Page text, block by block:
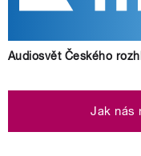
Audiosvět Českého
Jak nás